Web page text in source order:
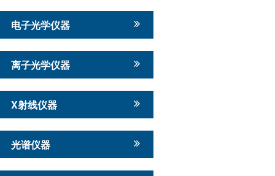
电子光学仪器
离子光学仪器
X射线仪器
光谱仪器